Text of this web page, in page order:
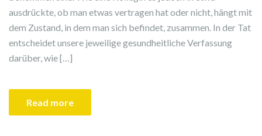
ausdrückte, ob man etwas vertragen hat oder nicht, hängt mit
dem Zustand, in dem man sich befindet, zusammen. In der Tat
entscheidet unsere jeweilige gesundheitliche Verfassung
darüber, wie […]
Read more